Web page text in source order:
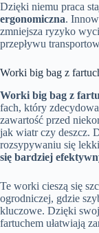
Dzięki niemu praca
ergonomiczna.
zmniejsza ryzyko
przepływu
Worki big bag z
Worki big bag z
fach, który
zawartość przed
jak wiatr czy deszcz.
rozsypywaniu się
się bardziej
Te worki cieszą się
ogrodniczej, gdzie
kluczowe. Dzięki
fartuchem ułatwiają